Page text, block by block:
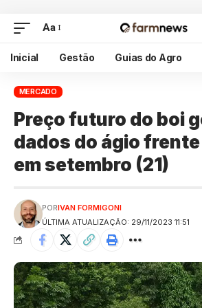
Aa
Inicial Gestão Guias do Agro
MERCADO
Preço futuro do boi
dados do ágio
em setembro (21)
ÚLTIMA ATUALIZAÇÃO: 29/11/2023 11:51
PORIVAN FORMIGONI